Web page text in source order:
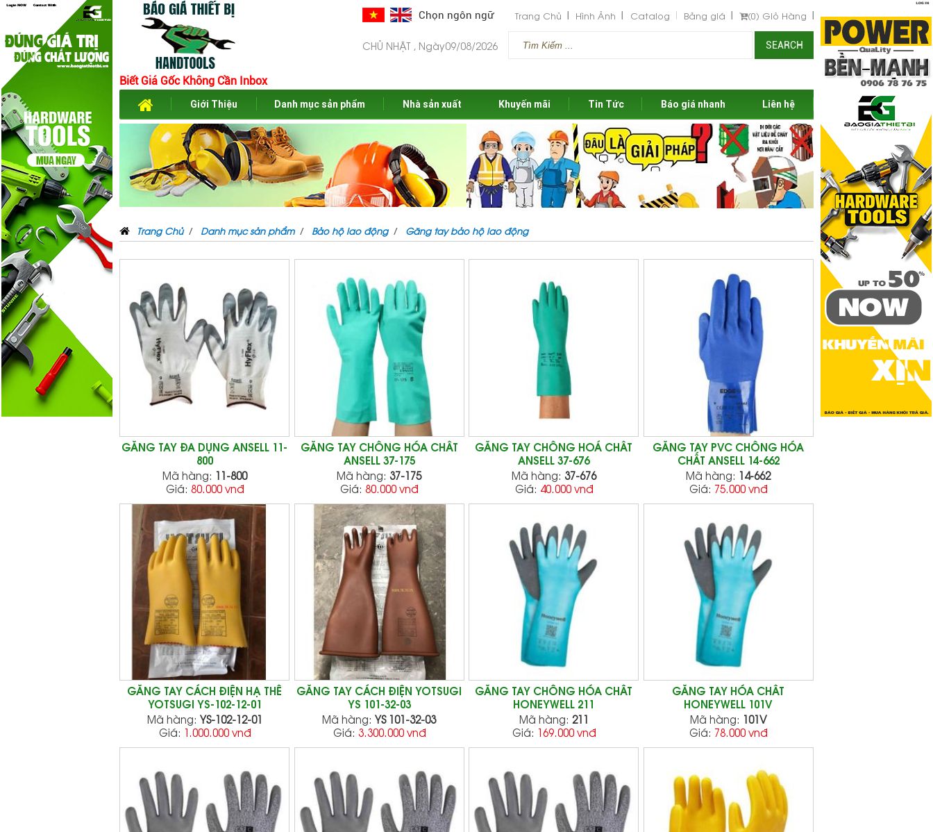
Chọn ngôn ngữ
Biết Giá Gốc Không Cần Inbox
CHỦ NHẬT , Ngày09/08/2026
Trang Chủ Hình Ảnh Catalog Bảng giá (0) Giỏ Hàng
SEARCH
Giới Thiệu Danh mục sản phẩm Nhà sản xuất Khuyến mãi Tin Tức Báo giá nhanh Liên hệ
Trang Chủ Danh mục sản phẩm Bảo hộ lao động Găng tay bảo hộ lao động
GĂNG TAY ĐA DỤNG ANSELL 11-
800
Mã hàng: 11-800
Giá: 80.000 vnđ
GĂNG TAY CHỐNG HÓA CHẤT
ANSELL 37-175
Mã hàng: 37-175
Giá:80.000 vnđ
GĂNG TAY CHỐNG HOÁ CHẤT
ANSELL 37-676
Mã hàng: 37-676
Giá: 40.000 vnđ
GĂNG TAY PVC CHỐNG HÓA
CHẤT ANSELL 14-662
Mã hàng: 14-662
Giá: 75.000 vnđ
GĂNG TAY CÁCH ĐIỆN HẠ THẾ
YOTSUGI YS-102-12-01
Mã hàng: YS-102-12-01
Giá: 1.000.000 vnđ
GĂNG TAY CÁCH ĐIỆN YOTSUGI
YS 101-32-03
Mã hàng:YS 101-32-03
Giá: 3.300.000 vnđ
GĂNG TAY CHỐNG HÓA CHẤT
HONEYWELL 211
Mã hàng: 211
Giá: 169.000 vnđ
GĂNG TAY HÓA CHẤT
HONEYWELL 101V
Mã hàng: 101V
Giá: 78.000 vnđ